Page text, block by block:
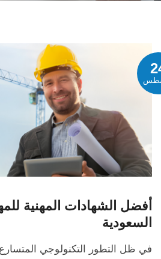
أفضل الشهادات المهنية
السعودية
في ظل التطور التكنولوجي المتسارع